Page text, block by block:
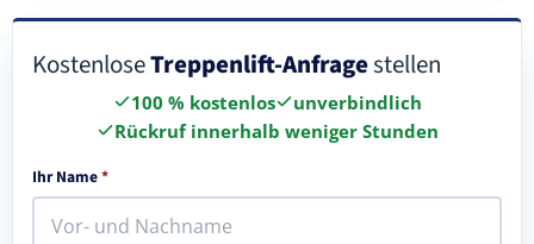
KostenloseTreppenlift-Anfragestellen
100 % kostenlos
unverbindlich
Rückruf innerhalb weniger Stunden
Ihr Name*